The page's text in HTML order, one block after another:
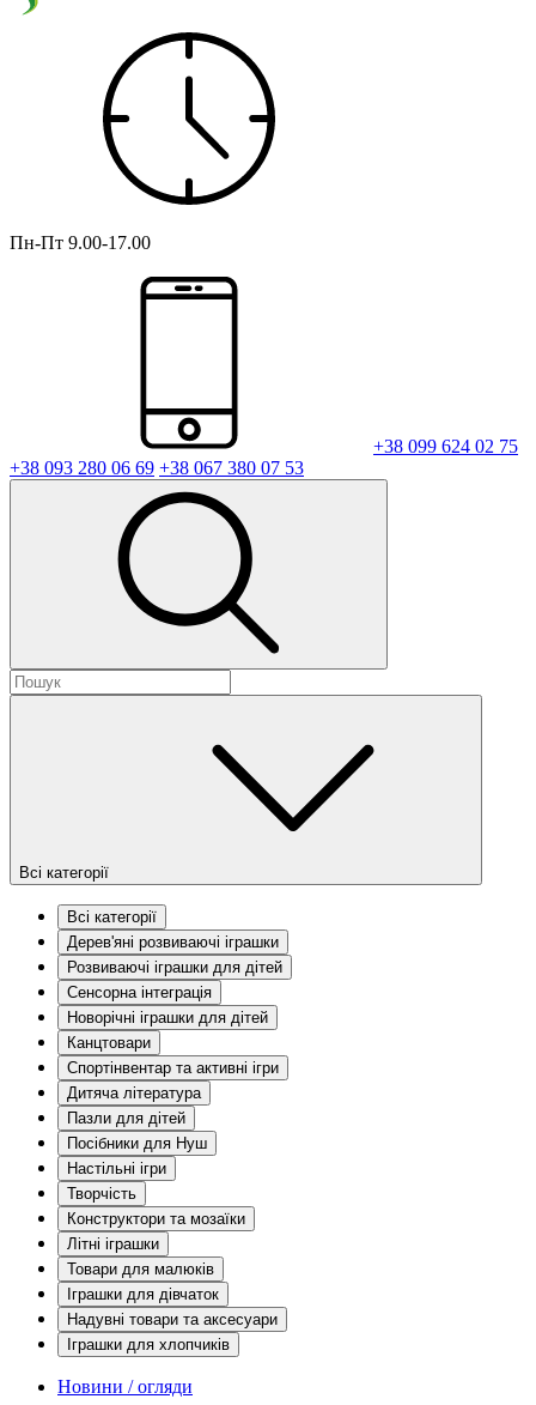
Пн-Пт 9.00-17.00
+38 099 624 02 75
+38 093 280 06 69 +38 067 380 07 53
Всі категорії
Всі категорії
Дерев'яні розвиваючі іграшки
Розвиваючі іграшки для дітей
Сенсорна інтеграція
Новорічні іграшки для дітей
Канцтовари
Спортінвентар та активні ігри
Дитяча література
Пазли для дітей
Посібники для Нуш
Настільні ігри
Творчість
Конструктори та мозаїки
Літні іграшки
Товари для малюків
Іграшки для дівчаток
Надувні товари та аксесуари
Іграшки для хлопчиків
Новини / огляди